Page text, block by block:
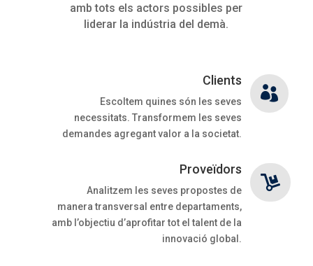
amb tots els actors possibles per
liderar la indústria del demà.

Clients
Escoltem quines són les seves
necessitats. Transformem les seves
demandes agregant valor a la societat.

Proveïdors
Analitzem les seves propostes de
manera transversal entre departaments,
amb l’objectiu d’aprofitar tot el talent de la
innovació global.